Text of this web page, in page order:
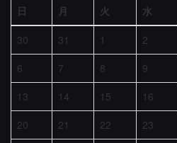
日 月 火 水
30 31 1 2
6
7 8 9
13
14 15 16
20
21 22 23